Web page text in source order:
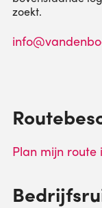
zoekt.
Plan mijn route